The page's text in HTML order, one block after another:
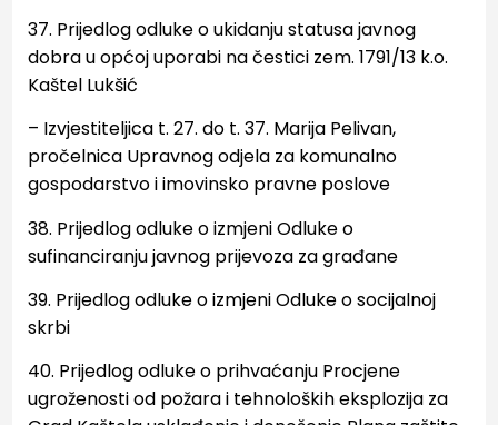
37. Prijedlog odluke o ukidanju statusa javnog
dobra u općoj uporabi na čestici zem. 1791/13 k.o.
Kaštel Lukšić
– Izvjestiteljica t. 27. do t. 37. Marija Pelivan,
pročelnica Upravnog odjela za komunalno
gospodarstvoi imovinsko pravne poslove
38. Prijedlog odluke o izmjeni Odluke o
sufinanciranju javnog prijevoza za građane
39. Prijedlog odluke o izmjeni Odluke o socijalnoj
skrbi
40. Prijedlog odluke o prihvaćanju Procjene
ugroženosti od požara i tehnoloških eksplozija za